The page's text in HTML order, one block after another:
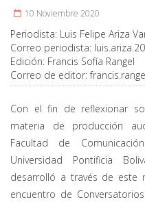
10 Noviembre 2020
Periodista: Luis Felipe Ariza
Correo periodista:
Edición: Francis Sofía Rangel
Correo de editor:
Con el fin de reflexionar
materia de producción
Facultad de
Universidad Pontificia
desarrolló a través de este
encuentro de